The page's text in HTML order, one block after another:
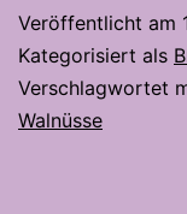
Veröffentlicht am
Kategorisiert als
Verschlagwortet
Walnüsse